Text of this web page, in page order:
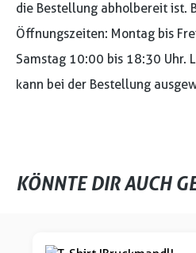
die Bestellung abholbereit ist.
Öffnungszeiten: Montag bis
Samstag 10:00 bis 18:30 Uhr.
kann bei der Bestellung
KÖNNTE DIR AUCH